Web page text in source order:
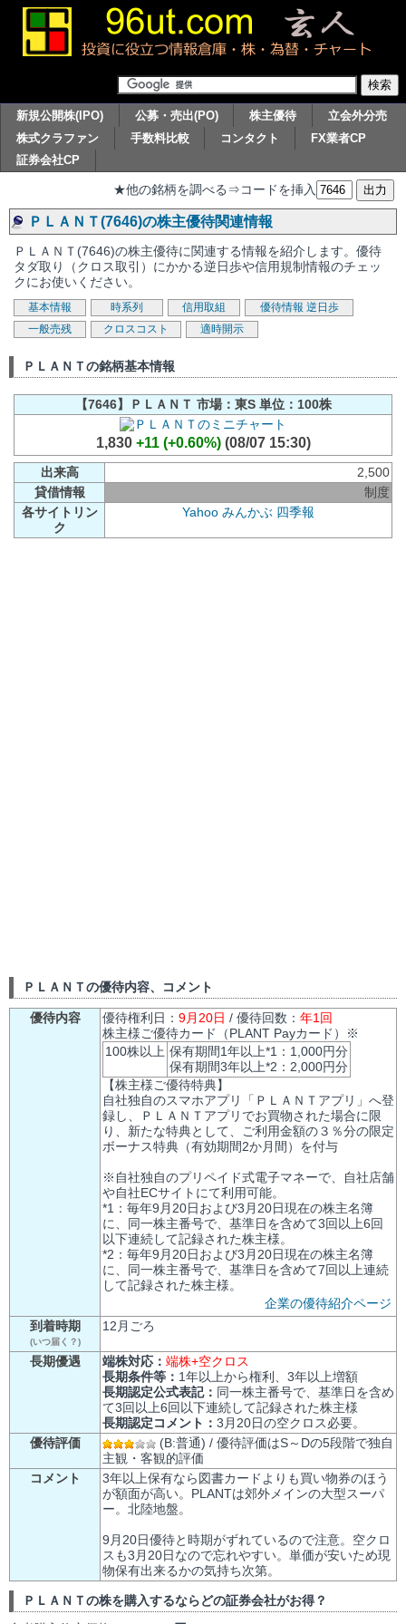
新規公開株(IPO) 公募・売出(PO) 株主優待
立会外分売
株式クラファン
手数料比較 コンタクト
FX業者CP
証券会社CP
★他の銘柄を調べる⇒コードを挿入
ＰＬＡＮＴ(7646)の株主優待関連情報
ＰＬＡＮＴ(7646)の株主優待に関連する情報を紹介します。優待
タダ取り（クロス取引）にかかる逆日歩や信用規制情報のチェッ
クにお使いください。
基本情報 時系列 信用取組 優待情報 逆日歩
一般売残
クロスコスト 適時開示
ＰＬＡＮＴの銘柄基本情報
【7646】ＰＬＡＮＴ 市場：東S 単位：100株
1,830 +11 (+0.60%)(08/07 15:30)
出来高
2,500
貸借情報
制度
各サイトリン
ク
Yahoo みんかぶ 四季報
ＰＬＡＮＴの優待内容、コメント
優待内容 優待権利日： 9月20日 / 優待回数： 年1回
株主様ご優待カード（PLANT Payカード）※
100株以上 保有期間1年以上*1：1,000円分
保有期間3年以上*2：2,000円分
【株主様ご優待特典】
自社独自のスマホアプリ「ＰＬＡＮＴアプリ」へ登
録し、ＰＬＡＮＴアプリでお買物された場合に限
り、新たな特典として、ご利用金額の３％分の限定
ボーナス特典（有効期間2か月間）を付与
※自社独自のプリペイド式電子マネーで、自社店舗
や自社ECサイトにて利用可能。
*1：毎年9月20日および3月20日現在の株主名簿
に、同一株主番号で、基準日を含めて3回以上6回
以下連続して記録された株主様。
*2：毎年9月20日および3月20日現在の株主名簿
に、同一株主番号で、基準日を含めて7回以上連続
して記録された株主様。
企業の優待紹介ページ
到着時期
(いつ届く？)
12月ごろ
長期優遇 端株対応： 端株+空クロス
長期条件等： 1年以上から権利、3年以上増額
長期認定公式表記： 同一株主番号で、基準日を含め
て3回以上6回以下連続して記録された株主様
長期認定コメント： 3月20日の空クロス必要。
優待評価
(B:普通) / 優待評価はS～Dの5段階で独自
主観・客観的評価
コメント
3年以上保有なら図書カードよりも買い物券のほう
が額面が高い。PLANTは郊外メインの大型スーパ
ー。北陸地盤。
9月20日優待と時期がずれているので注意。空クロ
スも3月20日なので忘れやすい。単価が安いため現
物保有出来るかの気持ち次第。
ＰＬＡＮＴの株を購入するならどの証券会社がお得？